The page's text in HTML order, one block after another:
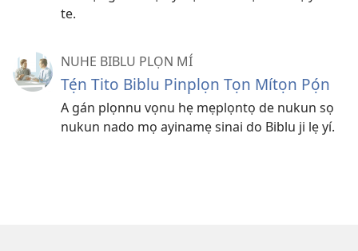
te.
NUHE BIBLU PLỌN MÍ
Tẹ́n Tito Biblu Pinplọn Tọn Mítọn Pọ́n
A gán plọnnu vọnu hẹ mẹplọntọ de nukun sọ
nukun nado mọ ayinamẹ sinai do Biblu ji lẹ yí.